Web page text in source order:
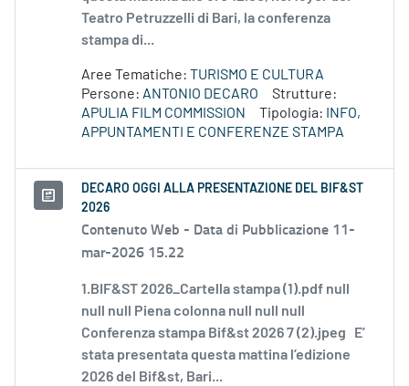
Teatro Petruzzelli di Bari, la conferenza
stampa di...
Aree Tematiche: TURISMO E CULTURA
Persone: ANTONIO DECARO
Strutture:
APULIA FILM COMMISSION
Tipologia:
INFO,
APPUNTAMENTI E CONFERENZE STAMPA
DECARO OGGI ALLA PRESENTAZIONE DEL BIF&ST
2026
Contenuto Web - Data di Pubblicazione 11-
mar-2026 15.22
1.BIF&ST 2026_Cartella stampa (1).pdf null
null null Piena colonna null null null
Conferenza stampa Bif&st 2026 7 (2).jpeg E’
stata presentata questa mattina l’edizione
2026 del Bif&st, Bari...